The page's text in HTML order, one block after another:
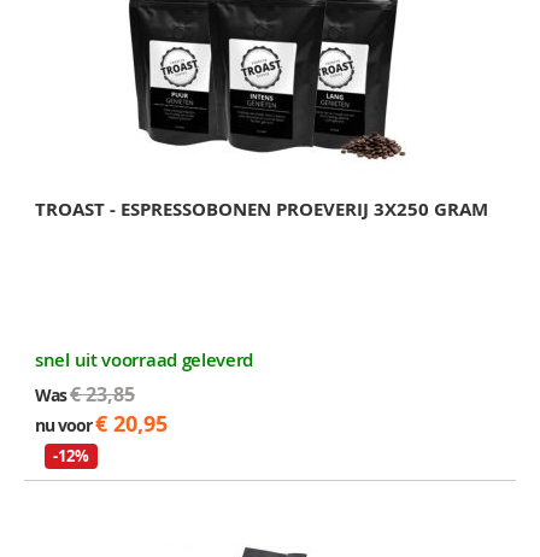
TROAST - ESPRESSOBONEN PROEVERIJ 3X250 GRAM
snel uit voorraad geleverd
Was€ 23,85
nu voor€ 20,95
-12%